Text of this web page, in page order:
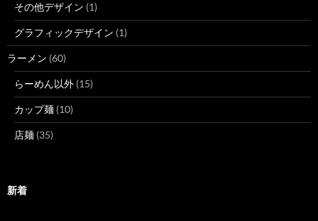
その他デザイン (1)
グラフィックデザイン (1)
ラーメン (60)
らーめん以外 (15)
カップ麺 (10)
店麺 (35)
新着